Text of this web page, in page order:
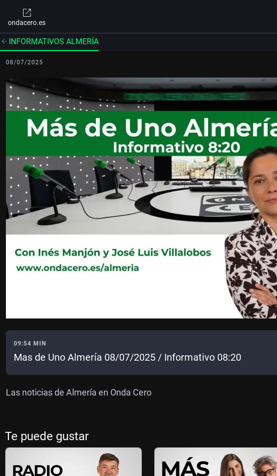
ondacero.es
INFORMATIVOS ALMERÍA
08/07/2025
09:54 MIN
Mas de Uno Almería 08/07/2025 / Informativo 08:20
Las noticias de Almería en Onda Cero
Te puede gustar